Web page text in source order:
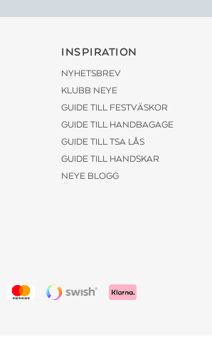
INSPIRATION
NYHETSBREV
KLUBB NEYE
GUIDE TILL FESTVÄSKOR
GUIDE TILL HANDBAGAGE
GUIDE TILL TSA LÅS
GUIDE TILL HANDSKAR
NEYE BLOGG